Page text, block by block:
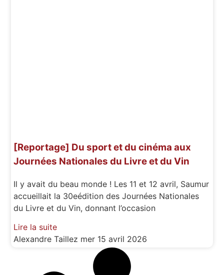
[Reportage] Du sport et du cinéma aux
Journées Nationales du Livre et du Vin
Il y avait du beau monde ! Les 11 et 12 avril, Saumur
accueillait la 30eédition des Journées Nationales
du Livre et du Vin, donnant l’occasion
Lire la suite
Alexandre Taillez mer 15 avril 2026